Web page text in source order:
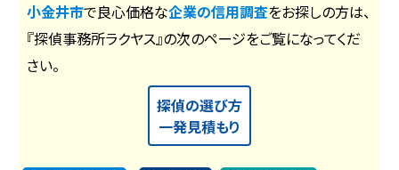
小金井市で良心価格な企業の信用調査をお探しの方は、
『探偵事務所ラクヤス』の次のページをご覧になってくだ
さい。
探偵の選び方
一発見積もり